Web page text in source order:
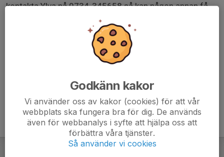
kontakta Ylva på 0734-345658 så kan någon annan få
Godkänn kakor
Vi använder oss av kakor (cookies) för att vår
webbplats ska fungera bra för dig. De används
även för webbanalys i syfte att hjälpa oss att
förbättra våra tjänster.
Så använder vi cookies